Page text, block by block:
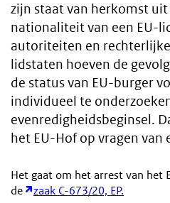
zijn staat van herkomst uit
nationaliteit van een EU-
autoriteiten en
lidstaten hoeven de
de status van EU-burger
individueel te
evenredigheidsbeginsel.
het EU-Hof op vragen van
Het gaat om het arrest van het
de
zaak C-673/20, EP.